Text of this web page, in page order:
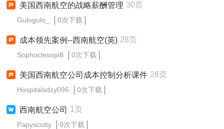
美国西南航空的战略薪酬管理 30页
Gulogulo_ 0次下载
成本领先案例--西南航空(英) 28页
Sophoclesopi8 0次下载
美国西南航空公司成本控制分析课件 28页
Hospitalsdzy096 0次下载
西南航空公司 1页
Papyscotty 0次下载